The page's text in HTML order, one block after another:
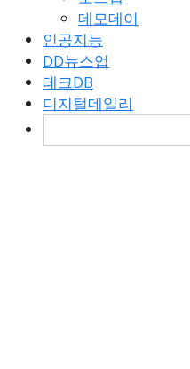
데모데이
인공지능
DD뉴스업
테크DB
디지털데일리
검